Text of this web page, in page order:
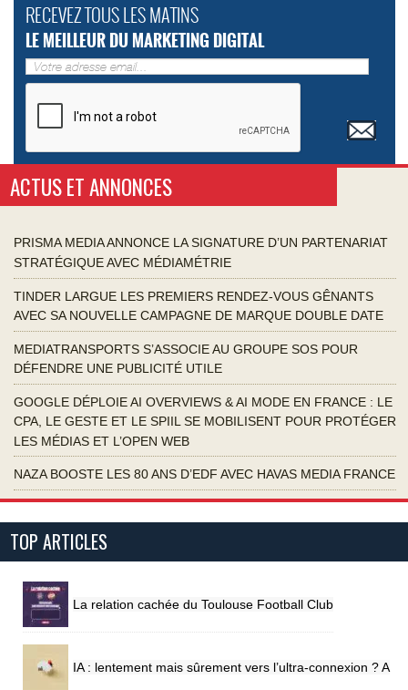
RECEVEZ TOUS LES MATINS
LE MEILLEUR DU MARKETING DIGITAL
ACTUS ET ANNONCES
PRISMA MEDIA ANNONCE LA SIGNATURE D’UN PARTENARIAT
STRATÉGIQUE AVEC MÉDIAMÉTRIE
TINDER LARGUE LES PREMIERS RENDEZ-VOUS GÊNANTS
AVEC SA NOUVELLE CAMPAGNE DE MARQUE DOUBLE DATE
MEDIATRANSPORTS S’ASSOCIE AU GROUPE SOS POUR
DÉFENDRE UNE PUBLICITÉ UTILE
GOOGLE DÉPLOIE AI OVERVIEWS & AI MODE EN FRANCE : LE
CPA, LE GESTE ET LE SPIIL SE MOBILISENT POUR PROTÉGER
LES MÉDIAS ET L’OPEN WEB
NAZA BOOSTE LES 80 ANS D’EDF AVEC HAVAS MEDIA FRANCE
TOP ARTICLES
La relation cachée du Toulouse Football Club
IA : lentement mais sûrement vers l’ultra-connexion ? A